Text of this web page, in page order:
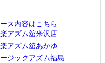
ス内容はこちら
アズム舘米沢店
アズム舘あかゆ
ジックアズム福島